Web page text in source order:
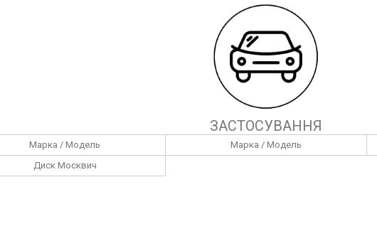
ЗАСТОСУВАННЯ
Марка / Модель Марка / Модель
Диск Москвич